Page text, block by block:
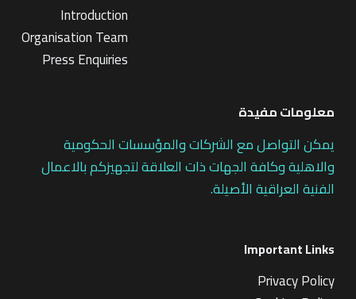
Introduction
Organisation Team
Press Enquiries
معلومات مفيدة
يمكن التواصل مع الشركات والمؤسسات الحكومية
والاهلية وكافة الجهات ذات العلاقة لتجهيزكم بالاعمال
الفنية العراقية الأصيلة.
Important Links
Privacy Policy